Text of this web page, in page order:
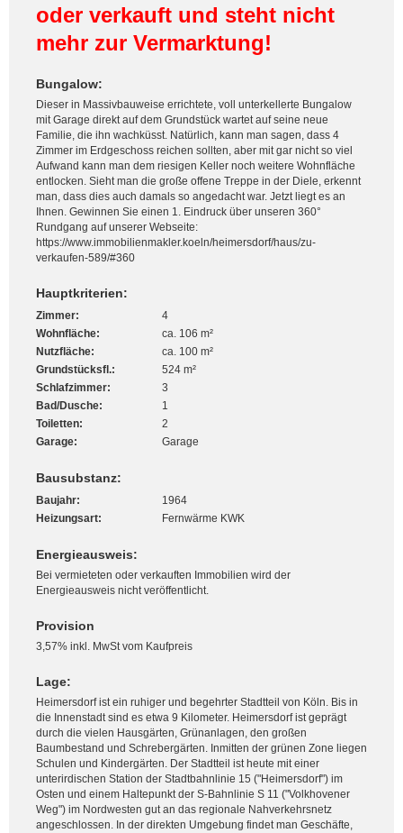
oder verkauft und steht nicht
mehr zur Vermarktung!
Bungalow:
Dieser in Massivbauweise errichtete, voll unterkellerte Bungalow
mit Garage direkt auf dem Grundstück wartet auf seine neue
Familie, die ihn wachküsst. Natürlich, kann man sagen, dass 4
Zimmer im Erdgeschoss reichen sollten, aber mit gar nicht so viel
Aufwand kann man dem riesigen Keller noch weitere Wohnfläche
entlocken. Sieht man die große offene Treppe in der Diele, erkennt
man, dass dies auch damals so angedacht war. Jetzt liegt es an
Ihnen. Gewinnen Sie einen 1. Eindruck über unseren 360°
Rundgang auf unserer Webseite:
https://www.immobilienmakler.koeln/heimersdorf/haus/zu-
verkaufen-589/#360
Hauptkriterien:
Zimmer:
4
Wohnfläche:
ca. 106 m²
Nutzfläche:
ca. 100 m²
Grundstücksfl.:
524 m²
Schlafzimmer:
3
Bad/Dusche:
1
Toiletten:
2
Garage:
Garage
Bausubstanz:
Baujahr:
1964
Heizungsart:
Fernwärme KWK
Energieausweis:
Bei vermieteten oder verkauften Immobilien wird der
Energieausweis nicht veröffentlicht.
Provision
3,57% inkl. MwSt vom Kaufpreis
Lage:
Heimersdorf ist ein ruhiger und begehrter Stadtteil von Köln. Bis in
die Innenstadt sind es etwa 9 Kilometer. Heimersdorf ist geprägt
durch die vielen Hausgärten, Grünanlagen, den großen
Baumbestand und Schrebergärten. Inmitten der grünen Zone liegen
Schulen und Kindergärten. Der Stadtteil ist heute mit einer
unterirdischen Station der Stadtbahnlinie 15 ("Heimersdorf") im
Osten und einem Haltepunkt der S-Bahnlinie S 11 ("Volkhovener
Weg") im Nordwesten gut an das regionale Nahverkehrsnetz
angeschlossen. In der direkten Umgebung findet man Geschäfte,